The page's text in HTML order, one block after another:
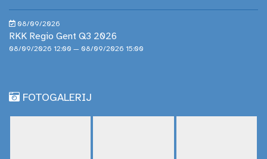
08/09/2026
RKK Regio Gent Q3 2026
08/09/2026 12:00 — 08/09/2026 15:00
FOTOGALERIJ